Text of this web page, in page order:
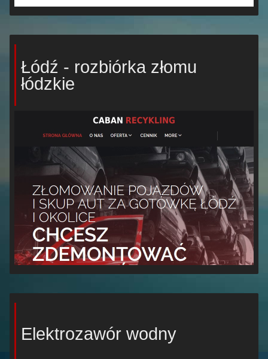
Łódź - rozbiórka złomu
łódzkie
Elektrozawór wodny